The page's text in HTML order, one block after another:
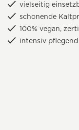
vielseitig
schonende
100% vegan,
intensiv